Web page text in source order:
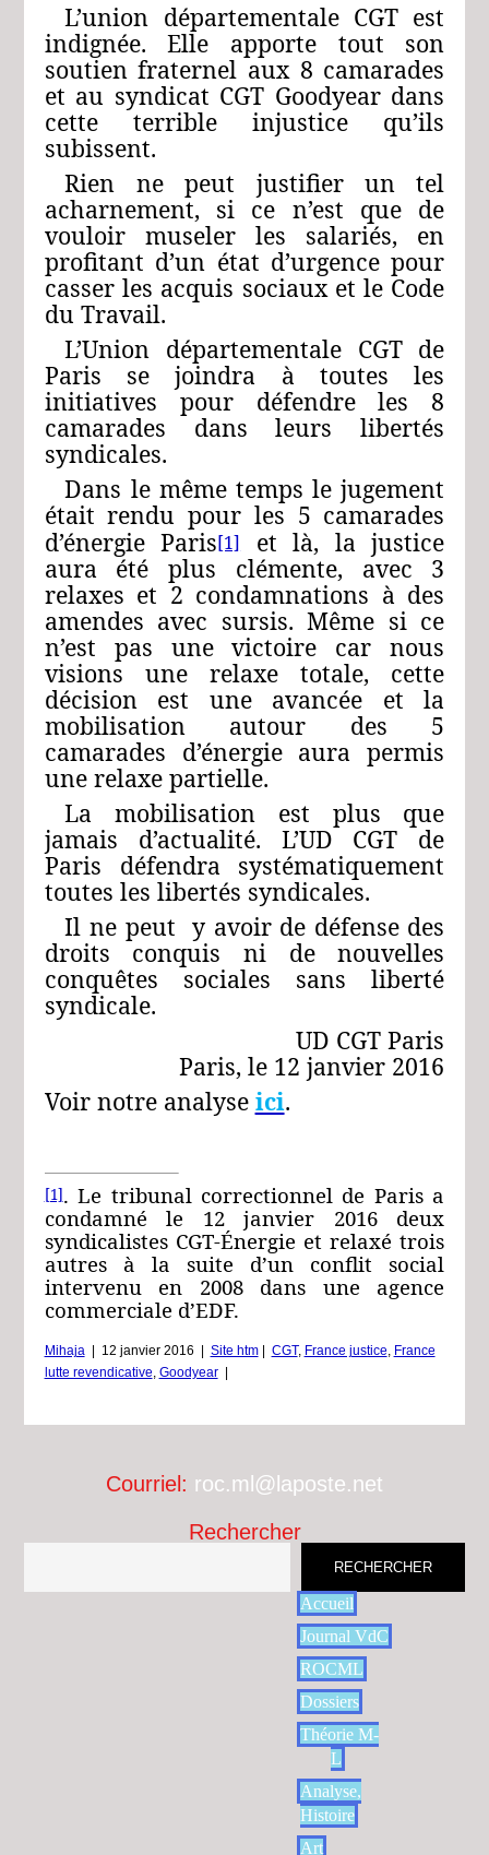
L’union départementale CGT est
indignée. Elle apporte tout son
soutien fraternel aux 8 camarades
et au syndicat CGT Goodyear dans
cette terrible injustice qu’ils
subissent.
Rien ne peut justifier un tel
acharnement, si ce n’est que de
vouloir museler les salariés, en
profitant d’un état d’urgence pour
casser les acquis sociaux et le Code
du Travail.
L’Union départementale CGT de
Paris se joindra à toutes les
initiatives pour défendre les 8
camarades dans leurs libertés
syndicales.
Dans le même temps le jugement
était rendu pour les 5 camarades
d’énergie Paris[1]et là, la justice
aura été plus clémente, avec 3
relaxes et 2 condamnations à des
amendes avec sursis. Même si ce
n’est pas une victoire car nous
visions une relaxe totale, cette
décision est une avancée et la
mobilisation autour des 5
camarades d’énergie aura permis
une relaxe partielle.
La mobilisation est plus que
jamais d’actualité. L’UD CGT de
Paris défendra systématiquement
toutes les libertés syndicales.
Il ne peut y avoir de défense des
droits conquis ni de nouvelles
conquêtes sociales sans liberté
syndicale.
UD CGT Paris
Paris, le 12 janvier 2016
Voir notre analyse ici.
[1]. Le tribunal correctionnel de Paris a
condamné le 12 janvier 2016 deux
syndicalistes CGT-Énergie et relaxé trois
autres à la suite d’un conflit social
intervenu en 2008 dans une agence
commerciale d’EDF.
Mihaja 12 janvier 2016 Site htm CGT, France justice
France
lutte revendicative Goodyear
Courriel: roc.ml@laposte.net
Rechercher
RECHERCHER
Accueil
Journal VdC
ROCML
Dossiers
Théorie M-
L
Analyse,
Histoire
Art